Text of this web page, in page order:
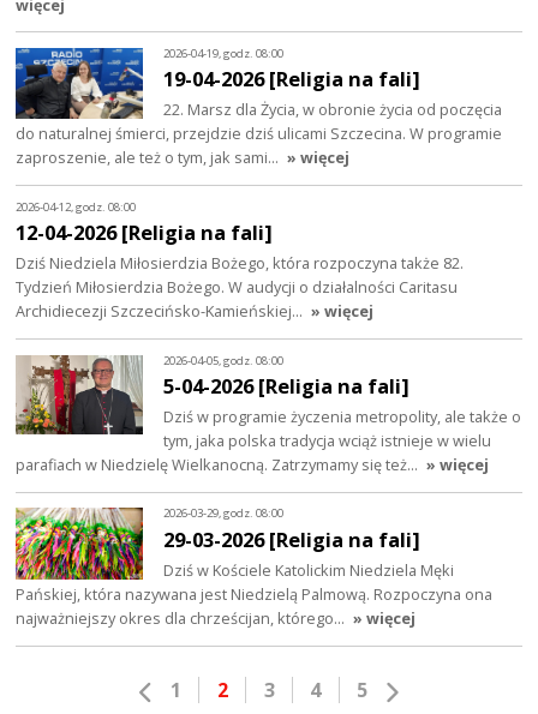
2026-04-19, godz. 08:00
19-04-2026 [Religia na fali]
22. Marsz dla Życia, w obronie życia od poczęcia
do naturalnej śmierci, przejdzie dziś ulicami Szczecina. W programie
zaproszenie, ale też o tym, jak sami… » więcej
2026-04-12, godz. 08:00
12-04-2026 [Religia na fali]
Dziś Niedziela Miłosierdzia Bożego, która rozpoczyna także 82.
Tydzień Miłosierdzia Bożego. W audycji o działalności Caritasu
Archidiecezji Szczecińsko-Kamieńskiej… » więcej
2026-04-05, godz. 08:00
5-04-2026 [Religia na fali]
Dziś w programie życzenia metropolity, ale także o
tym, jaka polska tradycja wciąż istnieje w wielu
parafiach w Niedzielę Wielkanocną. Zatrzymamy się też… » więcej
2026-03-29, godz. 08:00
29-03-2026 [Religia na fali]
Dziś w Kościele Katolickim Niedziela Męki
Pańskiej, która nazywana jest Niedzielą Palmową. Rozpoczyna ona
najważniejszy okres dla chrześcijan, którego… » więcej
1 2 3 4 5